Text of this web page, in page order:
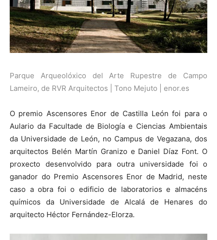
Parque Arqueolóxico del Arte Rupestre de Campo
Lameiro, de RVR Arquitectos | Tono Mejuto | enor.es
O premio Ascensores Enor de Castilla León foi para o
Aulario da Facultade de Biología e Ciencias Ambientais
da Universidade de León, no Campus de Vegazana, dos
arquitectos Belén Martín Granizo e Daniel Díaz Font. O
proxecto desenvolvido para outra universidade foi o
ganador do Premio Ascensores Enor de Madrid, neste
caso a obra foi o edificio de laboratorios e almacéns
químicos da Universidade de Alcalá de Henares do
arquitecto Héctor Fernández-Elorza.